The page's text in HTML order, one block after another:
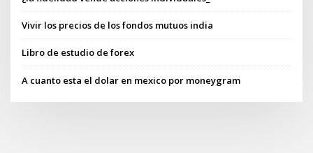
Vivir los precios de los fondos mutuos india
Libro de estudio de forex
A cuanto esta el dolar en mexico por moneygram